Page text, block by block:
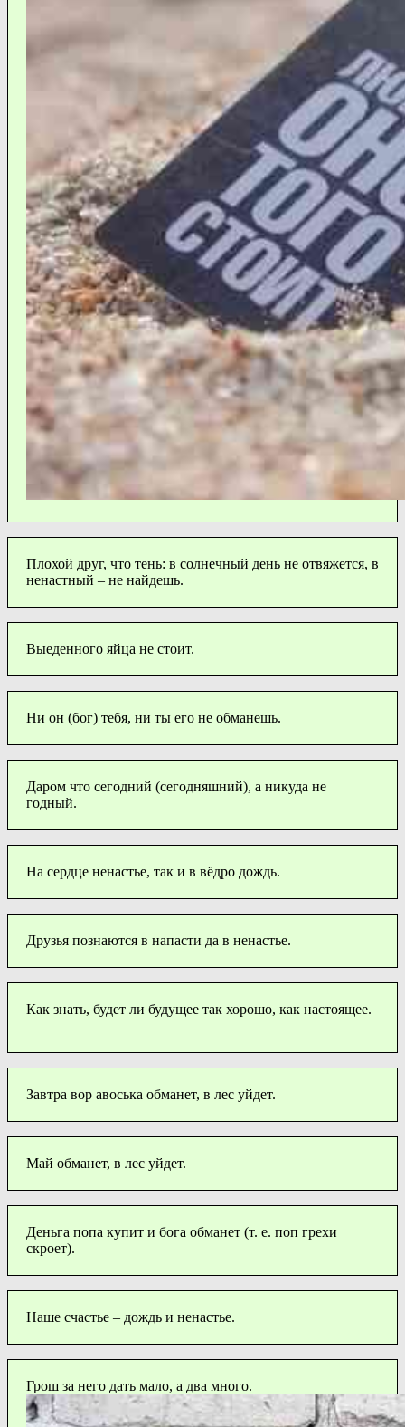
Плохой друг, что тень: в солнечный день не отвяжется, в
ненастный – не найдешь.
Выеденного яйца не стоит.
Ни он (бог) тебя, ни ты его не обманешь.
Даром что сегодний (сегодняшний), а никуда не
годный.
На сердце ненастье, так и в вёдро дождь.
Друзья познаются в напасти да в ненастье.
Как знать, будет ли будущее так хорошо, как настоящее.
Завтра вор авоська обманет, в лес уйдет.
Май обманет, в лес уйдет.
Деньга попа купит и бога обманет (т. е. поп грехи
скроет).
Наше счастье – дождь и ненастье.
Грош за него дать мало, а два много.